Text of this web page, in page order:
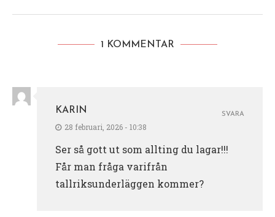
1 KOMMENTAR
KARIN
28 februari, 2026 - 10:38
Ser så gott ut som allting du lagar!!!
Får man fråga varifrån
tallriksunderläggen kommer?
SVARA